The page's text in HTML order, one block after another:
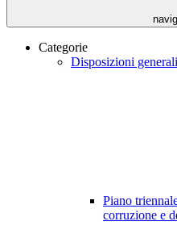
Categorie
Disposizioni generali
Piano
corruzione e